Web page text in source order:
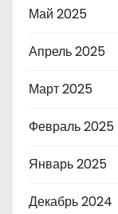
Май 2025
Апрель 2025
Март 2025
Февраль 2025
Январь 2025
Декабрь 2024